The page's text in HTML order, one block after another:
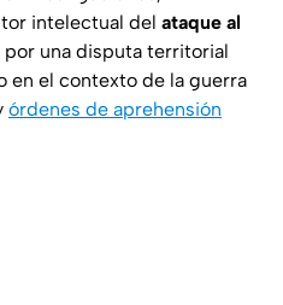
intelectual del ataque al
por una disputa territorial
en el contexto de la guerra
órdenes de aprehensión